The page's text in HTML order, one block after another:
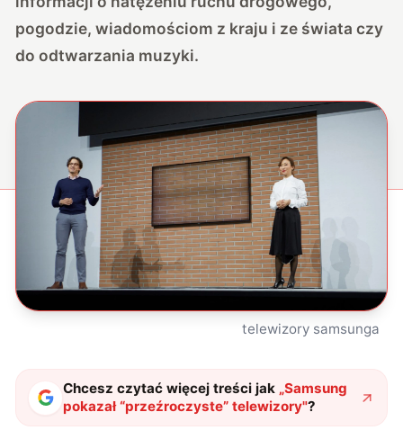
pogodzie, wiadomościom z kraju i ze świata czy
do odtwarzania muzyki.
telewizory samsunga
Chcesz czytać więcej treści jak „Samsung
pokazał “przeźroczyste” telewizory"?